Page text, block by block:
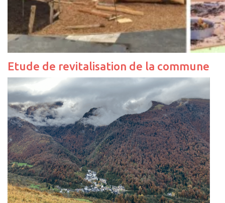
Etude de revitalisation de la commune